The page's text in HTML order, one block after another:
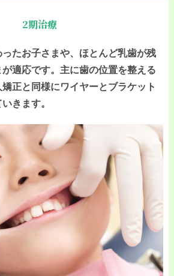
2期治療
たお子さまや、ほとんど乳歯が残
適応です。主に歯の位置を整える
正と同様にワイヤーとブラケット
きます。